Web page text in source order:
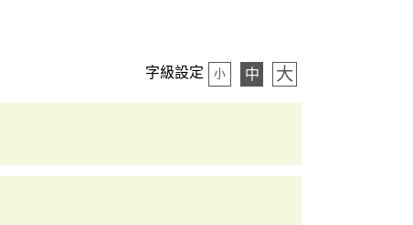
字級設定 小 中 大